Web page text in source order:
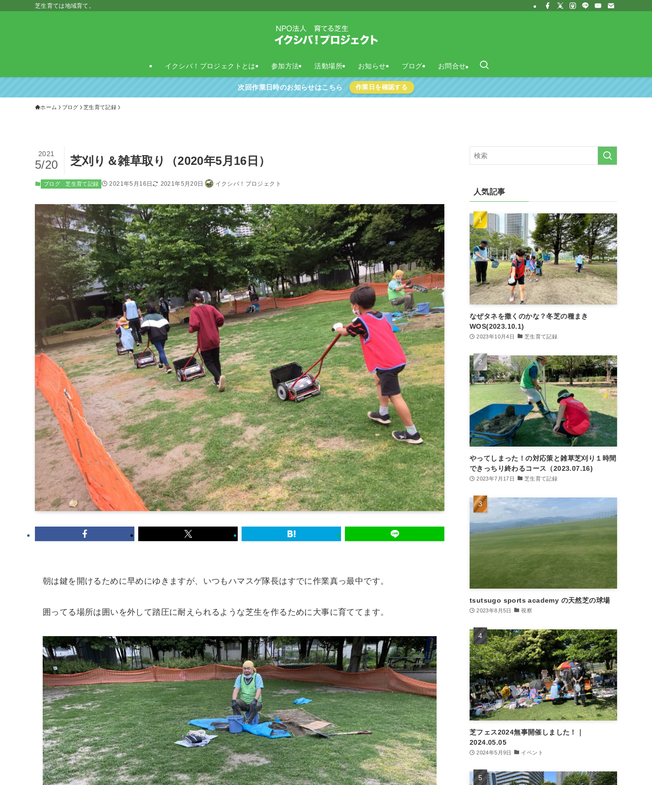
芝生育ては地域育て。
イクシバ！プロジェクトとは 参加方法 活動場所 お知らせ ブログ お問合せ
次回作業日時のお知らせはこちら 作業日を確認する
ホーム ブログ 芝生育て記録
芝刈り＆雑草取り（2020年5月16日）
2021
5/20
ブログ 芝生育て記録 2021年5月16日 2021年5月20日 イクシバ！プロジェクト
朝は鍵を開けるために早めにゆきますが、いつもハマスゲ隊長はすでに作業真っ最中です。
囲ってる場所は囲いを外して踏圧に耐えられるような芝生を作るために大事に育ててます。
人気記事
なぜタネを撒くのかな？冬芝の種まき
WOS(2023.10.1)
2023年10月4日 芝生育て記録
やってしまった！の対応策と雑草芝刈り１時間
できっちり終わるコース（2023.07.16)
2023年7月17日 芝生育て記録
tsutsugo sports academy の天然芝の球場
2023年8月5日 視察
芝フェス2024無事開催しました！｜
2024.05.05
2024年5月9日 イベント